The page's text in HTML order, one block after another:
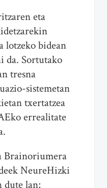
eta
lotzeko bidean
da. Sortutako
tresna
sistemetan
txertatzea
errealitate
Brainoriumera
NeureHizki
dute lan;